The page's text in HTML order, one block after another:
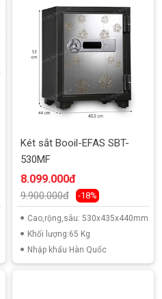
Két sắt Booil-EFAS SBT-
530MF
8.099.000đ
9.900.000đ -18%
Cao,rộng,sâu: 530x435x440mm
Khối lượng:65 Kg
Nhập khẩu Hàn Quốc